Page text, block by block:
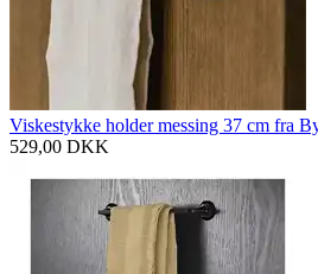
Viskestykke holder messing 37 cm fra
529,00 DKK